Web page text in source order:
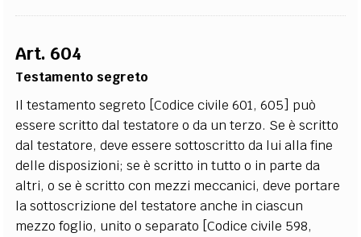
Art. 604
Testamento segreto
Il testamento segreto [Codice civile 601, 605] può
essere scritto dal testatore o da un terzo. Se è scritto
dal testatore, deve essere sottoscritto da lui alla fine
delle disposizioni; se è scritto in tutto o in parte da
altri, o se è scritto con mezzi meccanici, deve portare
la sottoscrizione del testatore anche in ciascun
mezzo foglio, unito o separato [Codice civile 598,